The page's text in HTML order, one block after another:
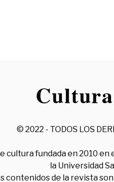
© 2022 - TODOS LOS
cultura fundada en 2010
la Universidad
contenidos de la revista